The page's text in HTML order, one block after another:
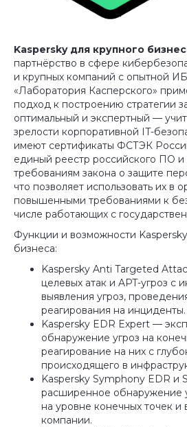
Kaspersky для крупного
партнёрство в сфере
и крупных компаний с опытной
«Лаборатория Касперского»
подход к построению стратегии
оптимальный и экспертный —
зрелости корпоративной IT-
имеют сертификаты ФСТЭК
единый реестр российского ПО и
требованиям закона о защите
что позволяет использовать их в
повышенными требованиями к
числе работающих с
Функции и возможности
бизнеса:
Kaspersky Anti Targeted
целевых атак и APT-угроз с
выявления угроз,
реагирования на инциденты.
Kaspersky EDR Expert —
обнаружение угроз на
реагирование на них с
происходящего в
Kaspersky Symphony EDR и
расширенное обнаружение
на уровне конечных точек и
компании.